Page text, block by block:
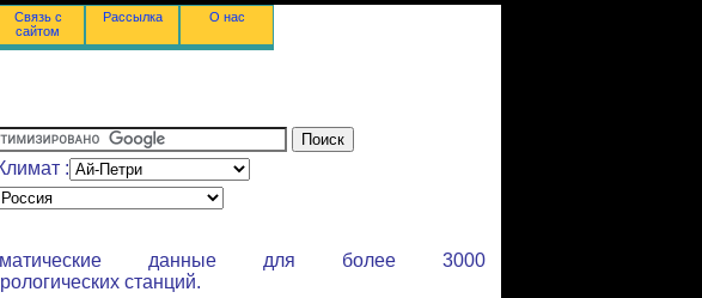
Связь с
сайтом
Рассылка О нас
:
данные для более 3000
станций.